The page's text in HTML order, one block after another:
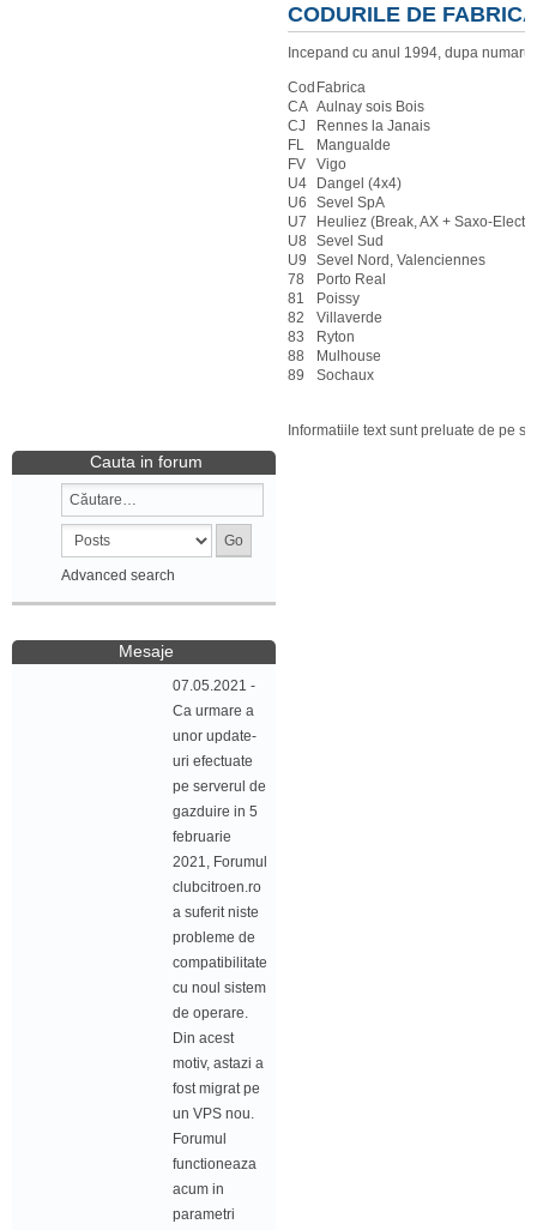
CODURILE DE FABRICA
Incepand cu anul 1994, dupa
Cod Fabrica
CA Aulnay sois Bois
CJ
Rennes la Janais
FL
Mangualde
FV
Vigo
U4
Dangel (4x4)
U6
Sevel SpA
U7
Heuliez (Break, AX + Saxo-
U8
Sevel Sud
U9
Sevel Nord, Valenciennes
78
Porto Real
81
Poissy
82
Villaverde
83
Ryton
88
Mulhouse
89
Sochaux
Informatiile text sunt preluate de pe
Cauta in forum
Advanced search
Mesaje
07.05.2021 -
Ca urmare a
unor update-
uri efectuate
pe serverul de
gazduire in 5
februarie
2021, Forumul
clubcitroen.ro
a suferit niste
probleme de
compatibilitate
cu noul sistem
de operare.
Din acest
motiv, astazi a
fost migrat pe
un VPS nou.
Forumul
functioneaza
acum in
parametri